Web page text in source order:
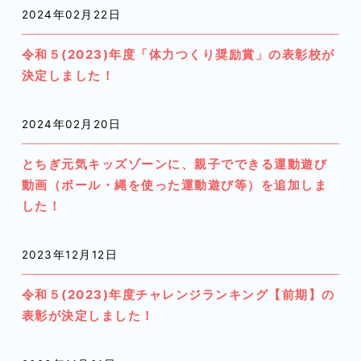
2024年02月22日
令和５(2023)年度「体力つくり奨励賞」の表彰校が
決定しました！
2024年02月20日
とちぎ元気キッズゾーンに、親子でできる運動遊び
動画（ボール・縄を使った運動遊び等）を追加しま
した！
2023年12月12日
令和５(2023)年度チャレンジランキング【前期】の
表彰が決定しました！